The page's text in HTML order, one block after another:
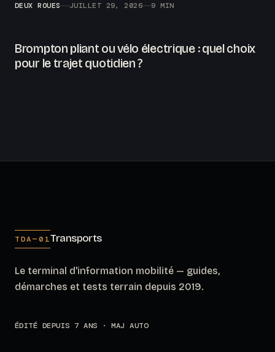
DEUX ROUES JUILLET 29, 2026 9 MIN
Brompton pliant ou vélo électrique : quel choix
pour le trajet quotidien ?
TDA—01Transports
Le terminal d'information mobilité — guides,
démarches et tests terrain depuis 2019.
ÉDITÉ DEPUIS 7 ANS · MAJ AUTO